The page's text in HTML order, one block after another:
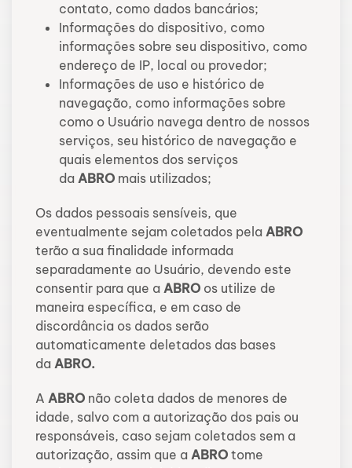
contato, como dados bancários;
Informações do dispositivo, como
informações sobre seu dispositivo, como
endereço de IP, local ou provedor;
Informações de uso e histórico de
navegação, como informações sobre
como o Usuário navega dentro de nossos
serviços, seu histórico de navegação e
quais elementos dos serviços
da ABRO mais utilizados;
Os dados pessoais sensíveis, que
eventualmente sejam coletados pela ABRO
terão a sua finalidade informada
separadamente ao Usuário, devendo este
consentir para que a ABRO os utilize de
maneira específica, e em caso de
discordância os dados serão
automaticamente deletados das bases
da ABRO.
A ABRO não coleta dados de menores de
idade, salvo com a autorização dos pais ou
responsáveis, caso sejam coletados sem a
autorização, assim que a ABRO tome